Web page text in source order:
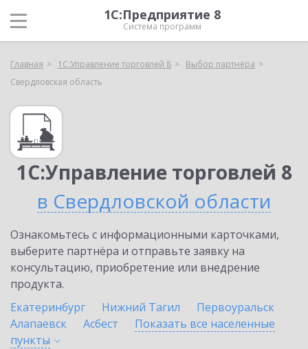
1С:Предприятие 8
Система программ
Главная 1С:Управление торговлей 8
Выбор партнёра
Свердловская область
1С:Управление торговлей 8
в Свердловской области
Ознакомьтесь с информационными карточками,
выберите партнёра и отправьте заявку на
консультацию, приобретение или внедрение
продукта.
Екатеринбург
Нижний Тагил
Первоуральск
Алапаевск
Асбест
Показать все населенные
пункты